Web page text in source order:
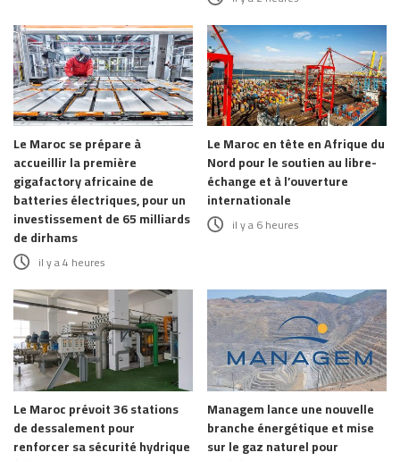
Le Maroc se prépare à
accueillir la première
gigafactory africaine de
batteries électriques, pour un
investissement de 65 milliards
de dirhams
il y a 4 heures
Le Maroc en tête en Afrique du
Nord pour le soutien au libre-
échange et à l’ouverture
internationale
il y a 6 heures
Le Maroc prévoit 36 stations
de dessalement pour
renforcer sa sécurité hydrique
Managem lance une nouvelle
branche énergétique et mise
sur le gaz naturel pour